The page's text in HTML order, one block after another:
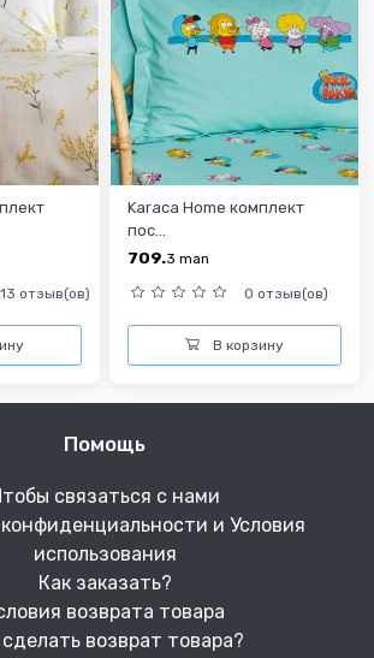
отзыв(ов)
Karaca Home комплект
пос...
709.3 man
0 отзыв(ов)
В корзину
Помощь
связаться с нами
и Условия
использования
Как заказать?
возврата товара
возврат товара?